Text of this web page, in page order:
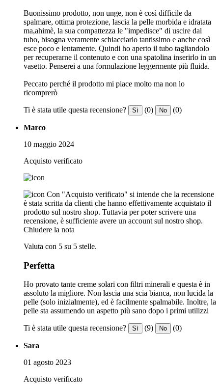
Buonissimo prodotto, non unge, non è così difficile da
spalmare, ottima protezione, lascia la pelle morbida e idratata
ma,ahimè, la sua compattezza le "impedisce" di uscire dal
tubo, bisogna veramente schiacciarlo tantissimo e anche così
esce poco e lentamente. Quindi ho aperto il tubo tagliandolo
per recuperarne il contenuto e con una spatolina inserirlo in un
vasetto. Penserei a una formulazione leggermente più fluida.
Peccato perché il prodotto mi piace molto ma non lo
ricomprerò
Ti è stata utile questa recensione? Sì (0) No (0)
Marco
10 maggio 2024
Acquisto verificato
Con "Acquisto verificato" si intende che la recensione
è stata scritta da clienti che hanno effettivamente acquistato il
prodotto sul nostro shop. Tuttavia per poter scrivere una
recensione, è sufficiente avere un account sul nostro shop.
Chiudere la nota
Valuta con 5 su 5 stelle.
Perfetta
Ho provato tante creme solari con filtri minerali e questa è in
assoluto la migliore. Non lascia una scia bianca, non lucida la
pelle (solo inizialmente), ed è facilmente spalmabile. Inoltre, la
pelle sta assumendo un aspetto più sano dopo i primi utilizzi
Ti è stata utile questa recensione? Sì (9) No (0)
Sara
01 agosto 2023
Acquisto verificato